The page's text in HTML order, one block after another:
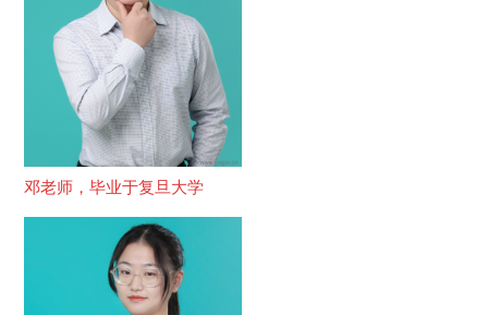
邓老师，毕业于复旦大学